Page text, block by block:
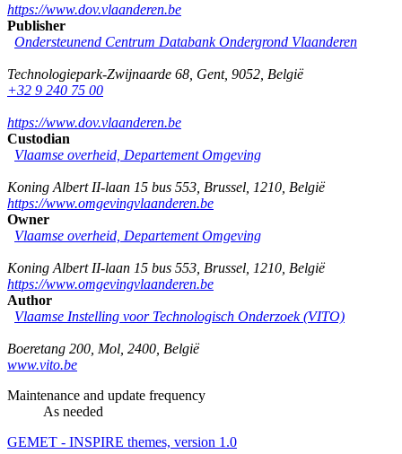
https://www.dov.vlaanderen.be
Publisher
Ondersteunend Centrum Databank Ondergrond Vlaanderen
Technologiepark-Zwijnaarde 68 Gent, 9052 België
+32 9 240 75 00
https://www.dov.vlaanderen.be
Custodian
Vlaamse overheid, Departement Omgeving
Koning Albert II-laan 15 bus 553 Brussel 1210 België
https://www.omgevingvlaanderen.be
Owner
Vlaamse overheid, Departement Omgeving
Koning Albert II-laan 15 bus 553 Brussel 1210 België
https://www.omgevingvlaanderen.be
Author
Vlaamse Instelling voor Technologisch Onderzoek (VITO)
Boeretang 200 Mol 2400 België
www.vito.be
Maintenance and update frequency
As needed
GEMET - INSPIRE themes, version 1.0